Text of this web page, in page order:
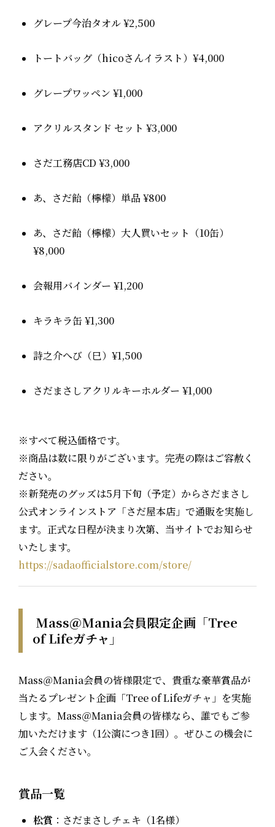
グレープ今治タオル ¥2,500
トートバッグ（hicoさんイラスト）¥4,000
グレープワッペン ¥1,000
アクリルスタンド セット ¥3,000
さだ工務店CD ¥3,000
あ、さだ飴（檸檬）単品 ¥800
あ、さだ飴（檸檬）大人買いセット（10缶）
¥8,000
会報用バインダー ¥1,200
キラキラ缶 ¥1,300
詩之介へび（巳）¥1,500
さだまさしアクリルキーホルダー ¥1,000
※すべて税込価格です。
※商品は数に限りがございます。完売の際はご容赦く
ださい。
※新発売のグッズは5月下旬（予定）からさだまさし
公式オンラインストア「さだ屋本店」で通販を実施し
ます。正式な日程が決まり次第、当サイトでお知らせ
いたします。
https://sadaofficialstore.com/store/
Mass＠Mania会員限定企画「Tree
of Lifeガチャ」
Mass＠Mania会員の皆様限定で、貴重な豪華賞品が
当たるプレゼント企画「Tree of Lifeガチャ」を実施
します。 Mass＠Mania会員の皆様なら、誰でもご参
加いただけます（1公演につき1回）。ぜひこの機会に
ご入会ください。
賞品一覧
松賞 ： さだまさしチェキ（1名様）